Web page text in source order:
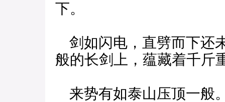
下。
剑如闪电，直劈而下还
般的长剑上，蕴藏着千斤
来势有如泰山压顶一般